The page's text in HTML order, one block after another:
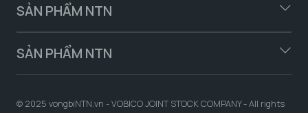
SẢN PHẨM NTN
SẢN PHẨM NTN
© 2025 vongbiNTN.vn - VOBICO JOINT STOCK COMPANY - All rights